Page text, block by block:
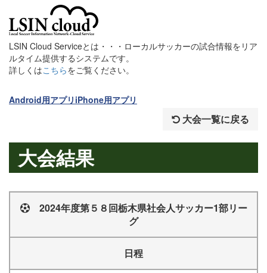
LSIN Cloud Serviceとは・・・ローカルサッカーの試合情報をリア
ルタイム提供するシステムです。
詳しくはこちらをご覧ください。
Android用アプリ iPhone用アプリ
大会一覧に戻る
大会結果
2024年度第５８回栃木県社会人サッカー1部リー
グ
日程